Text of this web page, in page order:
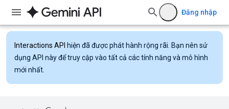
Đăng nhập
Interactions API hiện đã được phát hành rộng rãi. Bạn nên sử
dụng API này để truy cập vào tất cả các tính năng và mô hình
mới nhất.